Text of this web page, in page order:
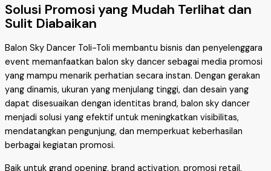
Solusi Promosi yang Mudah Terlihat dan
Sulit Diabaikan
Balon Sky Dancer Toli-Toli membantu bisnis dan penyelenggara
event memanfaatkan balon sky dancer sebagai media promosi
yang mampu menarik perhatian secara instan. Dengan gerakan
yang dinamis, ukuran yang menjulang tinggi, dan desain yang
dapat disesuaikan dengan identitas brand, balon sky dancer
menjadi solusi yang efektif untuk meningkatkan visibilitas,
mendatangkan pengunjung, dan memperkuat keberhasilan
berbagai kegiatan promosi.
Baik untuk grand opening, brand activation, promosi retail,